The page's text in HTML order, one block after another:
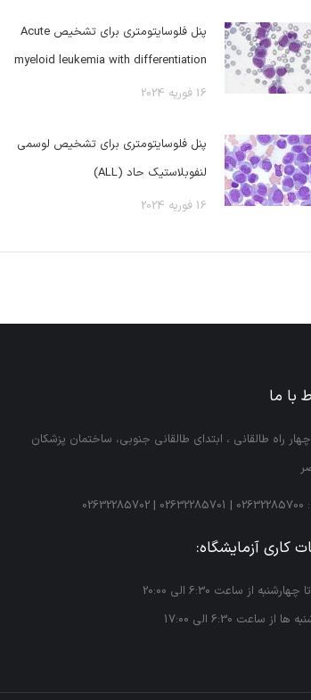
پنل فلوسایتومتری برای تشخیص Acute
myeloid leukemia with differentiation
16 فوریه 2024
پنل فلوسایتومتری برای تشخیص لوسمی
لنفوبلاستیک حاد (ALL)
16 فوریه 2024
با ما
راه طالقانی ، ابتداي طالقانی جنوبي، ساختمان پزشكان
02632285700
|
02632285701
|
02632285702
کاری آزمایشگاه:
از ساعت 6:30 الی 20:00
از ساعت 6:30 الی 17:00